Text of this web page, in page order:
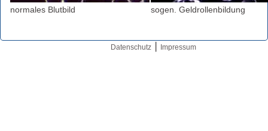
normales Blutbild sogen. Geldrollenbildung
Datenschutz Impressum